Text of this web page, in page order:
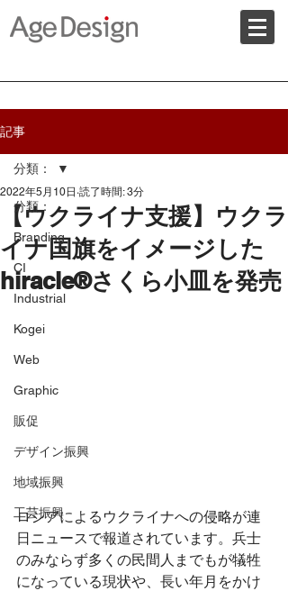
記事
分類：
Branding
CI
Industrial
Kogei
Web
Graphic
販促
デザイン振興
地域振興
工芸振興
分類：
【ウクライナ支援】ウクラ
イナ国旗をイメージした
hiracle®さくら小皿を発売
2022年5月10日 読了時間: 3分
ロシアによるウクライナへの侵略が連
日ニュースで報道されています。兵士
のみならず多くの民間人までもが犠牲
になっている現状や、長い年月をかけ